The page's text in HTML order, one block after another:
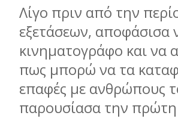
Λίγο πριν από την
εξετάσεων,
κινηματογράφο και να
πως μπορώ να τα
επαφές με ανθρώπους
παρουσίασα την